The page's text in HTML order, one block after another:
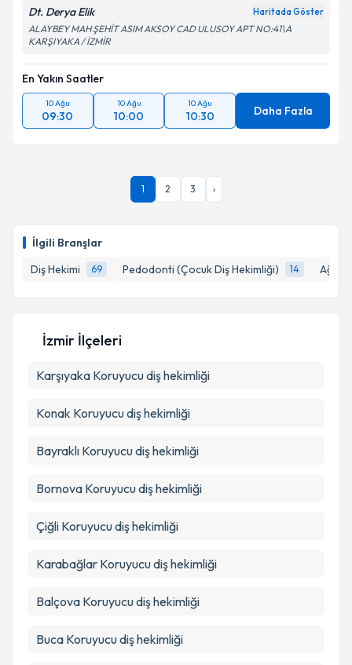
İlgili Branşlar
Diş Hekimi
69 Pedodonti (Çocuk Diş Hekimliği) 14 Ağız,
Dt. Derya Elik Haritada Göster
ALAYBEY MAH ŞEHİT ASIM AKSOY CAD ULUSOY APT NO:41\A
KARŞIYAKA / İZMİR
En Yakın Saatler
10 Ağu
09:30
10 Ağu
10:00
10 Ağu
10:30 Daha Fazla
1 2 3 ›
İzmir İlçeleri
Karşıyaka Koruyucu diş hekimliği
Konak Koruyucu diş hekimliği
Bayraklı Koruyucu diş hekimliği
Bornova Koruyucu diş hekimliği
Çiğli Koruyucu diş hekimliği
Karabağlar Koruyucu diş hekimliği
Balçova Koruyucu diş hekimliği
Buca Koruyucu diş hekimliği